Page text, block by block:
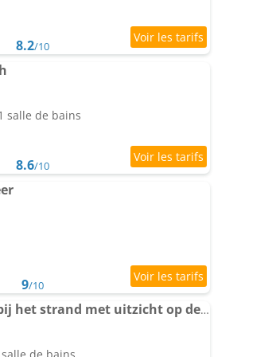
8.2/10
salle de bains
8.6/10
9/10
Romantisch Huisje nabij het strand met uitzicht op de tulpenvelden